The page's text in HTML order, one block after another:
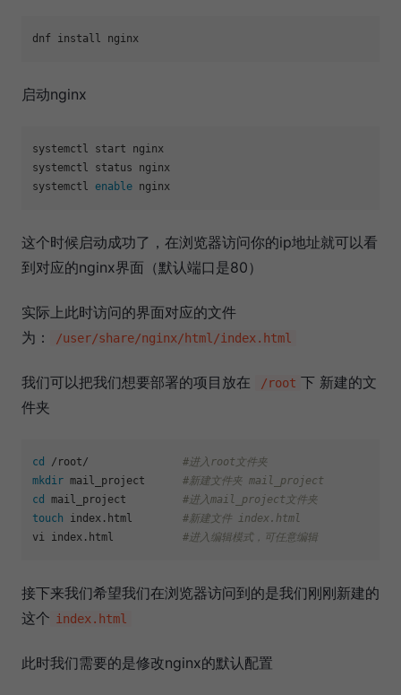
启动nginx
systemctl start nginx
systemctl status nginx
systemctl enable
这个时候启动成功了，在浏览器访问你的ip地址就可以看
到对应的nginx界面（默认端口是80）
实际上此时访问的界面对应的文件
为：
/user/share/nginx/html/index.html
我们可以把我们想要部署的项目放在 /root 下 新建的文
件夹
cd /root/ #进入root文件夹
mkdir mail_project #新建文件夹 mail_project
cd
mail_project #进入mail_project文件夹
touch index.html #新建文件 index.html
vi index.html #进入编辑模式，可任意编辑
接下来我们希望我们在浏览器访问到的是我们刚刚新建的
这个 index.html
此时我们需要的是修改nginx的默认配置